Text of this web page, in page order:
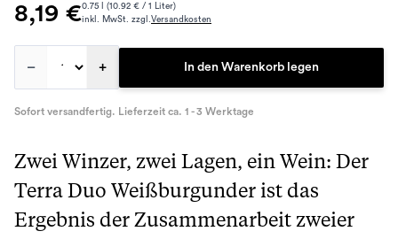
8,19 €0.75 l (10.92 € / 1 Liter)
inkl. MwSt. zzgl.Versandkosten
– + In den Warenkorb legen
Sofort versandfertig. Lieferzeit ca. 1 - 3 Werktage
Zwei Winzer, zwei Lagen, ein Wein: Der
Terra Duo Weißburgunder ist das
Ergebnis der Zusammenarbeit zweier